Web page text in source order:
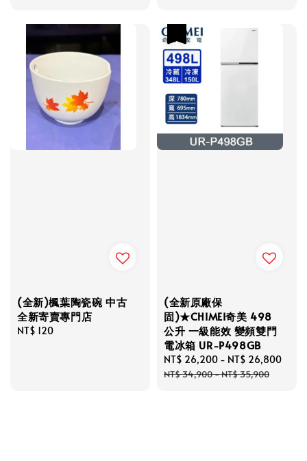
(全新)楓葉陶瓷碗 中古
全新寄賣專門店
Regular
NT$ 120
(全新原廠保
固)★CHIMEI奇美 498
公升 一級能效 變頻雙門
電冰箱 UR-P498GB
Sale
price
NT$ 26,200 - NT$ 26,800
NT$ 34,900-NT$ 35,900